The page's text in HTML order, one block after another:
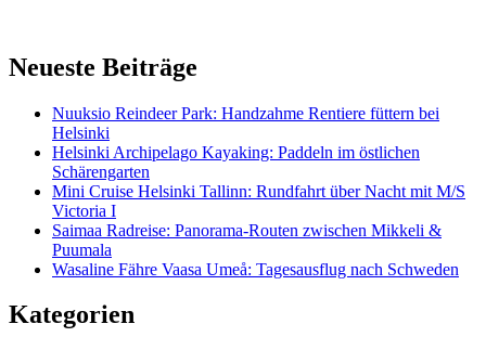
Neueste Beiträge
Nuuksio Reindeer Park: Handzahme Rentiere füttern bei
Helsinki
Helsinki Archipelago Kayaking: Paddeln im östlichen
Schärengarten
Mini Cruise Helsinki Tallinn: Rundfahrt über Nacht mit M/S
Victoria I
Saimaa Radreise: Panorama-Routen zwischen Mikkeli &
Puumala
Wasaline Fähre Vaasa Umeå: Tagesausflug nach Schweden
Kategorien